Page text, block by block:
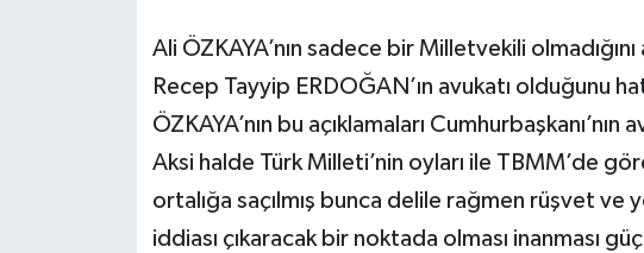
Ali ÖZKAYA’nın sadece bir Milletvekili
Recep Tayyip ERDOĞAN’ın avukatı olduğunu
ÖZKAYA’nın bu açıklamaları Cumhurbaşkanı’nın
Aksi halde Türk Milleti’nin oyları ile TBMM’de
ortalığa saçılmış bunca delile rağmen rüşvet
iddiası çıkaracak bir noktada olması inanması